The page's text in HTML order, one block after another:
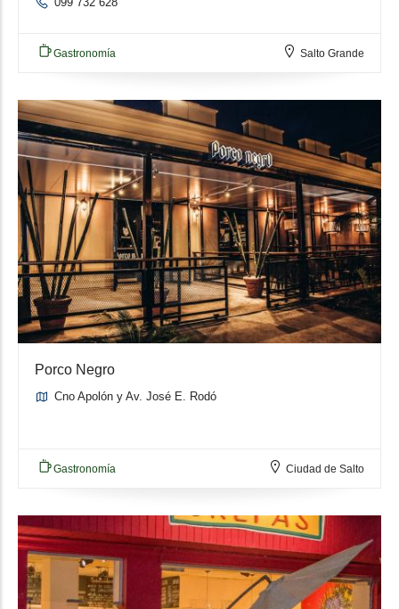
Gastronomía Salto Grande
Porco Negro
Cno Apolón y Av. José E. Rodó
Gastronomía Ciudad de Salto